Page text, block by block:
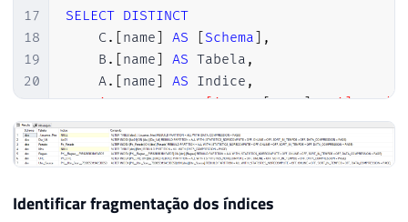
17
18
19
20
21
22
23
24
26
SELECT DISTINCT
    C
. [name] AS [Schema] ,
    B
. [name] AS Tabela ,
    A
. [name] AS Indice ,
'ALTER INDEX [' + A.[name] + '] ON ['
FROM
    sys
.indexes                  A
INNER JOIN sys.tables
        B
ON A
INNER JOIN sys. partitions    D
Identificar fragmentação dos índices